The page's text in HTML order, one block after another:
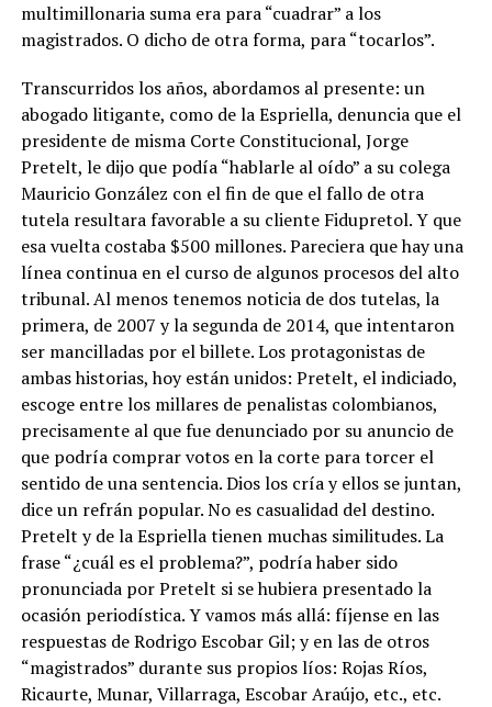
multimillonaria suma era para “cuadrar” a los
magistrados. O dicho de otra forma, para “tocarlos”.
Transcurridos los años, abordamos al presente: un
abogado litigante, como de la Espriella, denuncia que el
presidente de misma Corte Constitucional, Jorge
Pretelt, le dijo que podía “hablarle al oído” a su colega
Mauricio González con el fin de que el fallo de otra
tutela resultara favorable a su cliente Fidupretol. Y que
esa vuelta costaba $500 millones. Pareciera que hay una
línea continua en el curso de algunos procesos del alto
tribunal. Al menos tenemos noticia de dos tutelas, la
primera, de 2007 y la segunda de 2014, que intentaron
ser mancilladas por el billete. Los protagonistas de
ambas historias, hoy están unidos: Pretelt, el indiciado,
escoge entre los millares de penalistas colombianos,
precisamente al que fue denunciado por su anuncio de
que podría comprar votos en la corte para torcer el
sentido de una sentencia. Dios los cría y ellos se juntan,
dice un refrán popular. No es casualidad del destino.
Pretelt y de la Espriella tienen muchas similitudes. La
frase “¿cuál es el problema?”, podría haber sido
pronunciada por Pretelt si se hubiera presentado la
ocasión periodística. Y vamos más allá: fíjense en las
respuestas de Rodrigo Escobar Gil; y en las de otros
“magistrados” durante sus propios líos: Rojas Ríos,
Ricaurte, Munar, Villarraga, Escobar Araújo, etc., etc.